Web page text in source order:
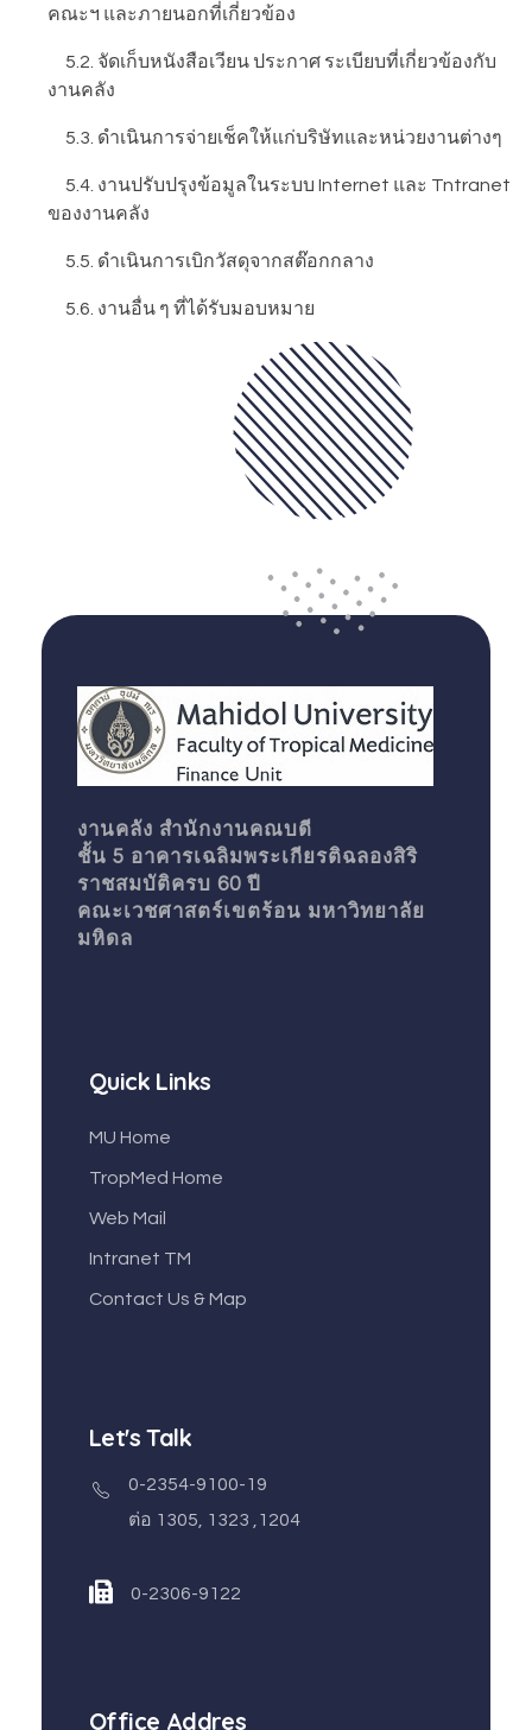
คณะฯ และภายนอกที่เกี่ยวข้อง
5.2. จัดเก็บหนังสือเวียน ประกาศ ระเบียบที่เกี่ยวข้องกับ
งานคลัง
5.3. ดำเนินการจ่ายเช็คให้แก่บริษัทและหน่วยงานต่างๆ
5.4. งานปรับปรุงข้อมูลในระบบ Internet และ Tntranet
ของงานคลัง
5.5. ดำเนินการเบิกวัสดุจากสต๊อกกลาง
5.6. งานอื่น ๆ ที่ได้รับมอบหมาย
งานคลัง สำนักงานคณบดี
ชั้น 5 อาคารเฉลิมพระเกียรติฉลองสิริ
ราชสมบัติครบ 60 ปี
คณะเวชศาสตร์เขตร้อน มหาวิทยาลัย
มหิดล
Quick Links
MU Home
TropMed Home
Web Mail
Intranet TM
Contact Us & Map
Let's Talk
0-2354-9100-19
ต่อ 1305, 1323 ,1204
0-2306-9122
Office Addres